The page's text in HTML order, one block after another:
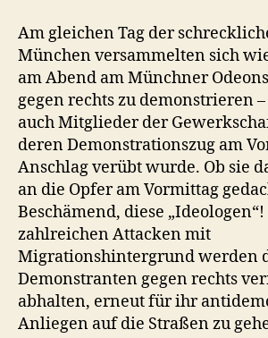
Am gleichen Tag der
München versammelten sich
am Abend am Münchner
gegen rechts zu demonstrieren
auch Mitglieder der
deren Demonstrationszug am
Anschlag verübt wurde. Ob sie
an die Opfer am Vormittag
Beschämend, diese „Ideologen“!
zahlreichen Attacken mit
Migrationshintergrund werden
Demonstranten gegen rechts
abhalten, erneut für ihr
Anliegen auf die Straßen zu